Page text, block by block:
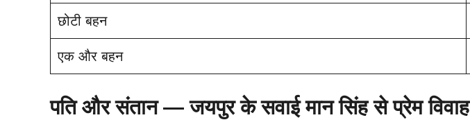
छोटी बहन
एक और बहन
पति और संतान — जयपुर के सवाई मान सिंह से प्रेम विवाह